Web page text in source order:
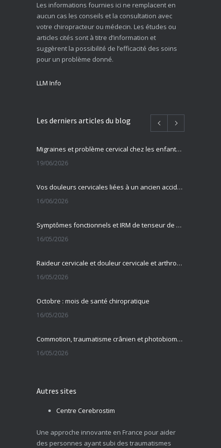
Les informations fournies ici ne remplacent en
aucun cas les conseils et la consultation avec
votre chiropracteur ou médecin. Les études ou
articles cités sont à titre d’information et
suggèrent la possibilité de l’efficacité des soins
pour un problème donné.
LLM Info
Les derniers articles du blog
Migraines et problème cervical chez les enfants et adolescents
19/06/2026
Vos douleurs cervicales liées à un ancien accident ?
16/06/2026
Symptômes fonctionnels et IRM de tenseur de diffusion
16/05/2026
Raideur cervicale et douleur cervicale et arthrose cervicale
16/05/2026
Octobre : mois de santé chiropratique
16/05/2026
Commotion, traumatisme crânien et photobiomodulation transcrânienne
16/05/2026
Autres sites
Centre Cerebrostim
Une approche innovante en France pour aider
des personnes ayant subi des traumatismes